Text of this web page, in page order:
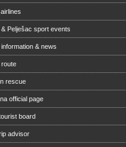
& Pelješac sport events
& news
route
rescue
official page
board
advisor